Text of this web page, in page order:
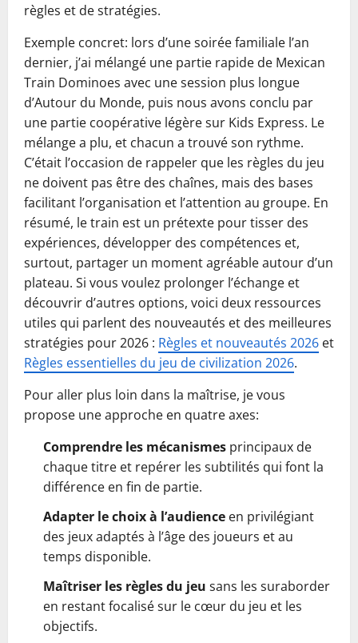
règles et de stratégies.
Exemple concret: lors d’une soirée familiale l’an
dernier, j’ai mélangé une partie rapide de Mexican
Train Dominoes avec une session plus longue
d’Autour du Monde, puis nous avons conclu par
une partie coopérative légère sur Kids Express. Le
mélange a plu, et chacun a trouvé son rythme.
C’était l’occasion de rappeler que les règles du jeu
ne doivent pas être des chaînes, mais des bases
facilitant l’organisation et l’attention au groupe. En
résumé, le train est un prétexte pour tisser des
expériences, développer des compétences et,
surtout, partager un moment agréable autour d’un
plateau. Si vous voulez prolonger l’échange et
découvrir d’autres options, voici deux ressources
utiles qui parlent des nouveautés et des meilleures
stratégies pour 2026 : Règles et nouveautés 2026 et
Règles essentielles du jeu de civilization 2026.
Pour aller plus loin dans la maîtrise, je vous
propose une approche en quatre axes:
Comprendre les mécanismes principaux de
chaque titre et repérer les subtilités qui font la
différence en fin de partie.
Adapter le choix à l’audience en privilégiant
des jeux adaptés à l’âge des joueurs et au
temps disponible.
Maîtriser les règles du jeu sans les suraborder
en restant focalisé sur le cœur du jeu et les
objectifs.